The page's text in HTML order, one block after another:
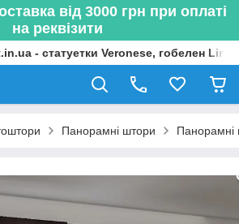
від 3000 грн при оплаті
на реквізити
- статуетки Veronese, гобелен
Панорамні штори Панорамні